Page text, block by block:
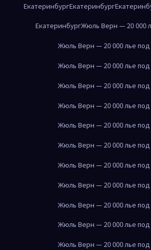
ЕкатеринбургЕкатеринбург
ЕкатеринбургЖюль Верн — 20 000
Жюль Верн — 20 000 лье
Жюль Верн — 20 000 лье
Жюль Верн — 20 000 лье
Жюль Верн — 20 000 лье
Жюль Верн — 20 000 лье
Жюль Верн — 20 000 лье
Жюль Верн — 20 000 лье
Жюль Верн — 20 000 лье
Жюль Верн — 20 000 лье
Жюль Верн — 20 000 лье
Жюль Верн — 20 000 лье